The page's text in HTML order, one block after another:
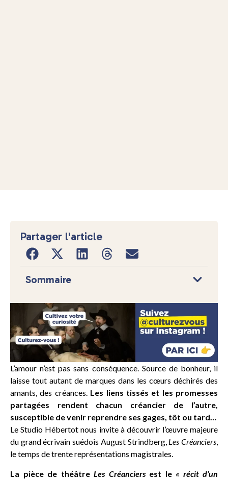
L’amour n’est pas sans conséquence. Source de bonheur, il
laisse tout autant de marques dans les cœurs déchirés des
amants, des créances. Les liens tissés et les promesses
partagées rendent chacun créancier de l’autre,
susceptible de venir reprendre ses gages, tôt ou tard…
Le Studio Hébertot nous invite à découvrir l’œuvre majeure
du grand écrivain suédois August Strindberg, Les Créanciers,
le temps de trente représentations magistrales.
La pièce de théâtreLes Créanciersest le « récit d’un
Partager l'article
Sommaire